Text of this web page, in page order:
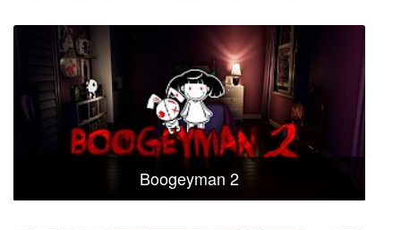
Boogeyman 2